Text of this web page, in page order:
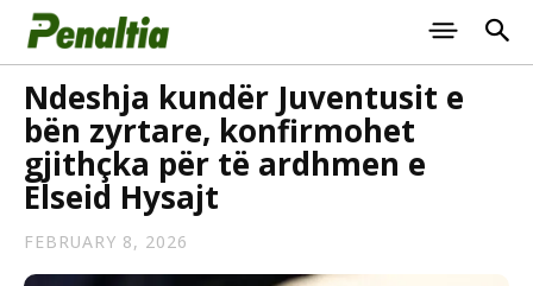
Ndeshja kundër Juventusit e
bën zyrtare, konfirmohet
gjithçka për të ardhmen e
Elseid Hysajt
FEBRUARY 8, 2026